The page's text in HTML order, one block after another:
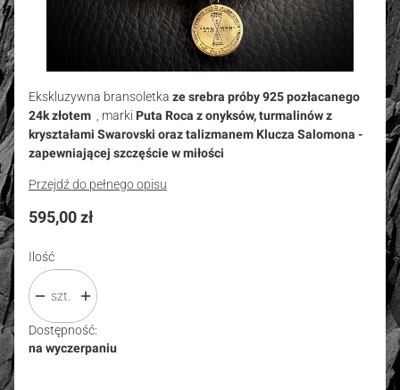
Ekskluzywna bransoletka ze srebra próby 925 pozłacanego
24k złotem
, marki Puta Roca zonyksów, turmalinów z
kryształami Swarovski oraz talizmanem Klucza Salomona -
zapewniającej szczęście w miłości
Przejdź do pełnego opisu
Cena
595,00 zł
Ilość
szt.
Dostępność:
na wyczerpaniu